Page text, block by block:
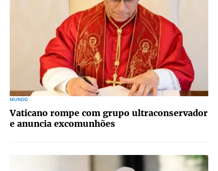
MUNDO
Vaticano rompe com grupo ultraconservador
e anuncia excomunhões